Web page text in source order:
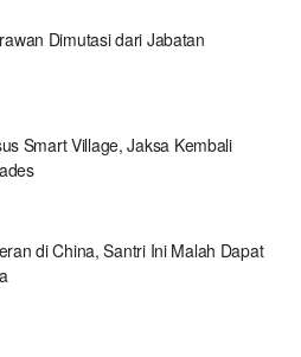
Dimutasi dari Jabatan
Smart Village, Jaksa Kembali
di China, Santri Ini Malah Dapat